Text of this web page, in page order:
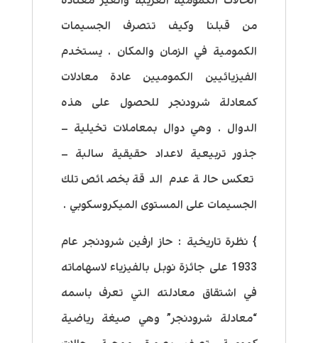
من قبلنا وكيف تتصرف الجسيمات
الكمومية في الزمان والمكان . يستخدم
الفيزيائيين الكموميين عادة معادلات
كمعادلة شرودنجر للحصول على هذه
الدوال . وهي دوال بمعاملات تخيلية –
جذور تربيعية لاعداد حقيقية سالبة –
تعكس حالة عدم الدقة بخصائص تلك
الجسيمات على المستوى الميكروسكوبي .
} نظرة تاريخية : حاز ارفين شرودنجر عام
1933 على جائزة نوبل بالفيزياء لاسهاماته
في اشتقاق معادلته التي تعرف باسمه
“معادلة شرودنجر” وهي صيغة رياضية